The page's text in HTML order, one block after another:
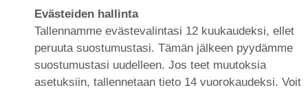
Evästeiden hallinta
Tallennamme evästevalintasi 12 kuukaudeksi, ellet
peruuta suostumustasi. Tämän jälkeen pyydämme
suostumustasi uudelleen. Jos teet muutoksia
asetuksiin, tallennetaan tieto 14 vuorokaudeksi. Voit